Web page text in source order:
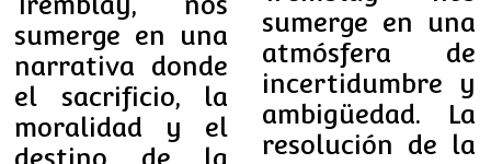
sumerge en una
narrativa donde
el sacrificio, la
moralidad y el
sumerge en una
atmósfera de
incertidumbre y
ambigüedad. La
resolución de la